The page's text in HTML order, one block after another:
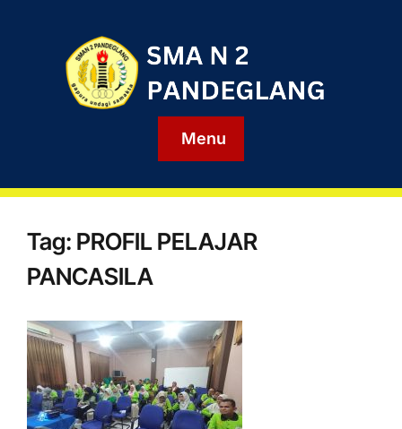
Menu
Tag: PROFIL PELAJAR
PANCASILA